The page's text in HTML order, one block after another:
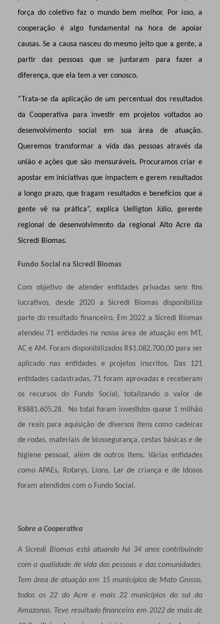
força do coletivo faz o mundo bem melhor. Por isso, a
cooperação é algo fundamental na hora de apoiar
causas. Se a causa nasceu do mesmo jeito que a gente, a
partir das pessoas que se juntaram para fazer a
diferença, que ela tem a ver conosco.
“Trata-se da aplicação de um percentual dos resultados
da Cooperativa para investir em projetos voltados ao
desenvolvimento social em sua área de atuação.
Queremos transformar a vida das pessoas através da
união e ações que são mensuráveis.Procuramos criar e
apostar em iniciativas que impactem e gerem resultados
a longo prazo, que tragam resultados e benefícios que a
gente vê na prática”, explica Uelligton Júlio, gerente
regional de desenvolvimento da regional Alto Acre da
Sicredi Biomas.
Fundo Social na Sicredi Biomas
Com objetivo de atender entidades privadas sem fins
lucrativos, desde 2020 a Sicredi Biomas disponibiliza
parte do resultado financeiro. Em 2022 a Sicredi Biomas
atendeu 71 entidades na nossa área de atuação em MT,
AC e AM. Foram disponibilizados R$1.082.700,00 para ser
aplicado nas entidades e projetos inscritos. Das 121
entidades cadastradas, 71 foram aprovadas e receberam
os recursos do Fundo Social, totalizando o valor de
R$881.605,28. No total foram investidos quase 1 milhão
de reais para aquisição de diversos itens como cadeiras
de rodas, materiais de biossegurança, cestas básicas e de
higiene pessoal, além de outros itens. Várias entidades
como APAEs, Rotarys, Lions, Lar de criança e de idosos
foram atendidos com o Fundo Social.
Sobre a Cooperativa
A Sicredi Biomas está atuando há 34 anos contribuindo
com a qualidade de vida das pessoas e das comunidades.
Tem área de atuação em 15 municípios de Mato Grosso,
todos os 22 do Acre e mais 22 municípios do sul do
Amazonas. Teve resultado financeiro em 2022 de mais de